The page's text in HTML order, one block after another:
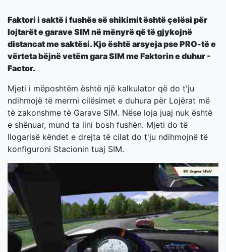
Faktori i saktë i fushës së shikimit është çelësi për
lojtarët e garave SIM në mënyrë që të gjykojnë
distancat me saktësi. Kjo është arsyeja pse PRO-të e
vërteta bëjnë vetëm gara SIM me Faktorin e duhur -
Factor.
Mjeti i mëposhtëm është një kalkulator që do t'ju
ndihmojë të merrni cilësimet e duhura për Lojërat më
të zakonshme të Garave SIM. Nëse loja juaj nuk është
e shënuar, mund ta lini bosh fushën. Mjeti do të
llogarisë këndet e drejta të cilat do t'ju ndihmojnë të
konfiguroni Stacionin tuaj SIM.